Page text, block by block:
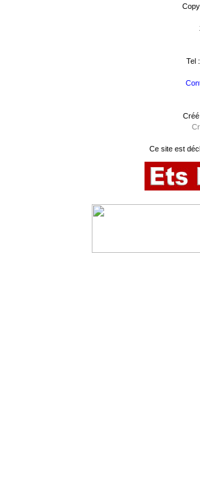
Tel
Ce site est